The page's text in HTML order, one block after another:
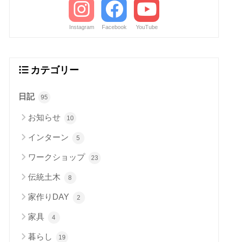
Instagram Facebook YouTube
カテゴリー
日記 95
お知らせ 10
インターン 5
ワークショップ 23
伝統土木 8
家作りDAY 2
家具 4
暮らし 19